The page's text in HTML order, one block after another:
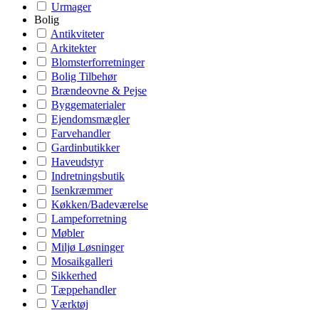
Urmager
Bolig
Antikviteter
Arkitekter
Blomsterforretninger
Bolig Tilbehør
Brændeovne & Pejse
Byggematerialer
Ejendomsmægler
Farvehandler
Gardinbutikker
Haveudstyr
Indretningsbutik
Isenkræmmer
Køkken/Badeværelse
Lampeforretning
Møbler
Miljø Løsninger
Mosaikgalleri
Sikkerhed
Tæppehandler
Værktøj